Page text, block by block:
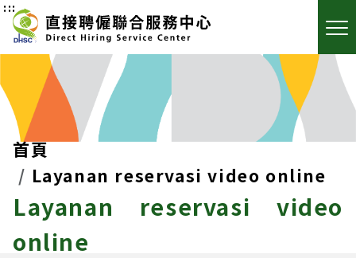
:::
首頁
Layanan reservasi video online
Layanan reservasi video
online